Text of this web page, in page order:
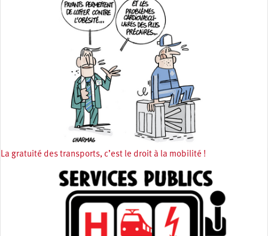
La gratuité des transports, c’est le droit à la mobilité !